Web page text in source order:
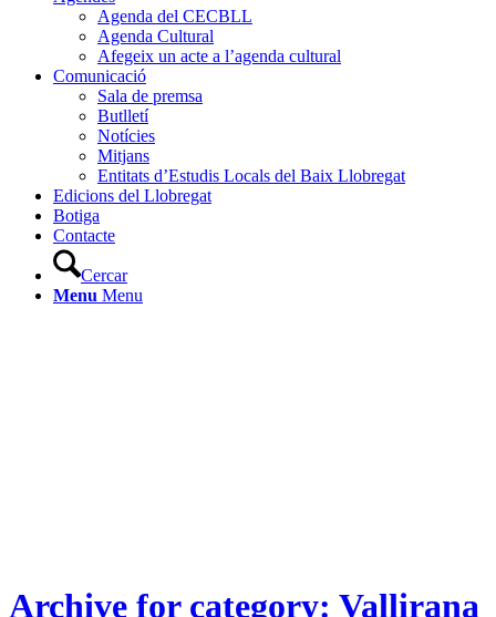
Agenda del CECBLL
Agenda Cultural
Afegeix un acte a l’agenda cultural
Comunicació
Sala de premsa
Butlletí
Notícies
Mitjans
Entitats d’Estudis Locals del Baix Llobregat
Edicions del Llobregat
Botiga
Contacte
Cercar
Menu Menu
Archive for category: Vallirana